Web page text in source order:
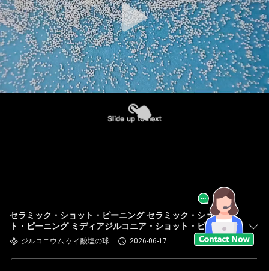
セラミック・ショット・ピーニング セラミック・ショッ
ト・ピーニング ミディアジルコニア・ショット・ピーニン
グ セラミック・ボール・ピーニング
ジルコニウム ケイ酸塩の球 2026-06-17